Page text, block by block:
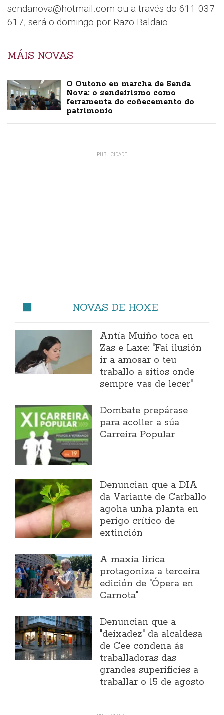
sendanova@hotmail.com ou a través do 611 037
617, será o domingo por Razo Baldaio.
MÁIS NOVAS
O Outono en marcha de Senda
Nova: o sendeirismo como
ferramenta do coñecemento do
patrimonio
NOVAS DE HOXE
Antía Muíño toca en
Zas e Laxe: "Fai ilusión
ir a amosar o teu
traballo a sitios onde
sempre vas de lecer"
Dombate prepárase
para acoller a súa
Carreira Popular
Denuncian que a DIA
da Variante de Carballo
agoha unha planta en
perigo crítico de
extinción
A maxia lírica
protagoniza a terceira
edición de "Ópera en
Carnota"
Denuncian que a
"deixadez" da alcaldesa
de Cee condena ás
traballadoras das
grandes superificies a
traballar o 15 de agosto